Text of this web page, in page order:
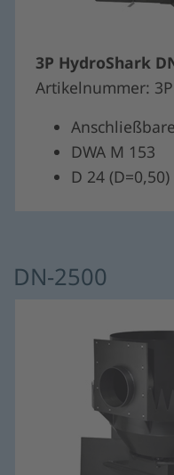
3P HydroShark
Artikelnummer:
DWA M 153
D 24 (D=0,50)
DN-2500